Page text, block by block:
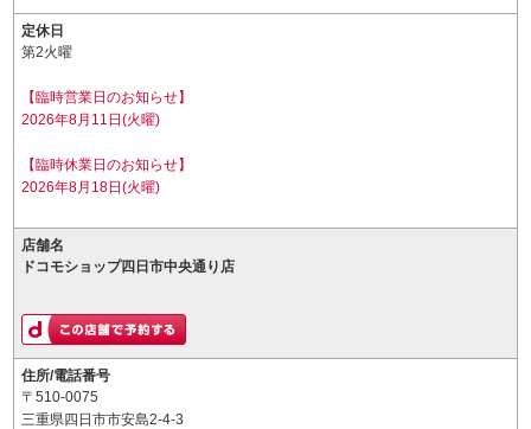
定休日
第2火曜
【臨時営業日のお知らせ】
2026年8月11日(火曜)
【臨時休業日のお知らせ】
2026年8月18日(火曜)
店舗名
ドコモショップ四日市中央通り店
住所/電話番号
〒510-0075
三重県四日市市安島2-4-3